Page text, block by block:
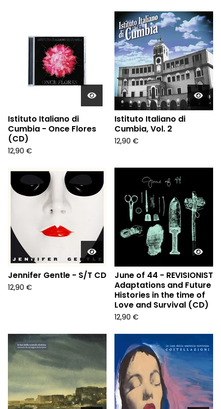
Istituto Italiano di
Cumbia - Once Flores
(CD)
12,90 €
Istituto Italiano di
Cumbia, Vol. 2
12,90 €
Jennifer Gentle - S/T CD
12,90 €
June of 44 - REVISIONIST
Adaptations and Future
Histories in the time of
Love and Survival (CD)
12,90 €